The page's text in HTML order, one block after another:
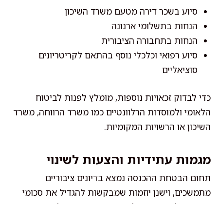
סיוע בשכר דירה מטעם משרד השיכון
הנחות בתשלומי ארנונה
הנחות בתחבורה הציבורית
סיוע רפואי וכלכלי נוסף בהתאם לקריטריונים
סוציאליים
כדי לבדוק זכאויות נוספות, מומלץ לפנות לביטוח
הלאומי ולמוסדות הרלוונטיים כמו משרד הרווחה, משרד
השיכון או הרשויות המקומיות.
מגמות עתידיות והצעות לשינוי
תחום הבטחת ההכנסה נמצא בדיונים ציבוריים
מתמשכים, וישנן יוזמות שמבקשות להגדיל את סכומי